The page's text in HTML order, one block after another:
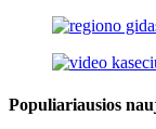
Populiariausios